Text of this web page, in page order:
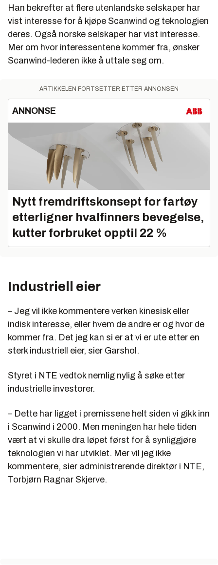
Han bekrefter at flere utenlandske selskaper har
vist interesse for å kjøpe Scanwind og teknologien
deres. Også norske selskaper har vist interesse.
Mer om hvor interessentene kommer fra, ønsker
Scanwind-lederen ikke å uttale seg om.
ARTIKKELEN FORTSETTER ETTER ANNONSEN
ANNONSE
Nytt fremdriftskonsept for fartøy
etterligner hvalfinners bevegelse,
kutter forbruket opptil 22 %
Industriell eier
– Jeg vil ikke kommentere verken kinesisk eller
indisk interesse, eller hvem de andre er og hvor de
kommer fra. Det jeg kan si er at vi er ute etter en
sterk industriell eier, sier Garshol.
Styret i NTE vedtok nemlig nylig å søke etter
industrielle investorer.
– Dette har ligget i premissene helt siden vi gikk inn
i Scanwind i 2000. Men meningen har hele tiden
vært at vi skulle dra løpet først for å synliggjøre
teknologien vi har utviklet. Mer vil jeg ikke
kommentere, sier administrerende direktør i NTE,
Torbjørn Ragnar Skjerve.